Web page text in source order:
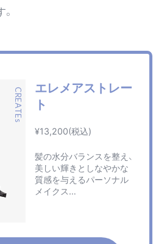
CREATEs
エレメアストレー
ト
¥13,200(税込)
髪の水分バランスを整え、
美しい輝きとしなやかな
質感を与えるパーソナル
メイクス…